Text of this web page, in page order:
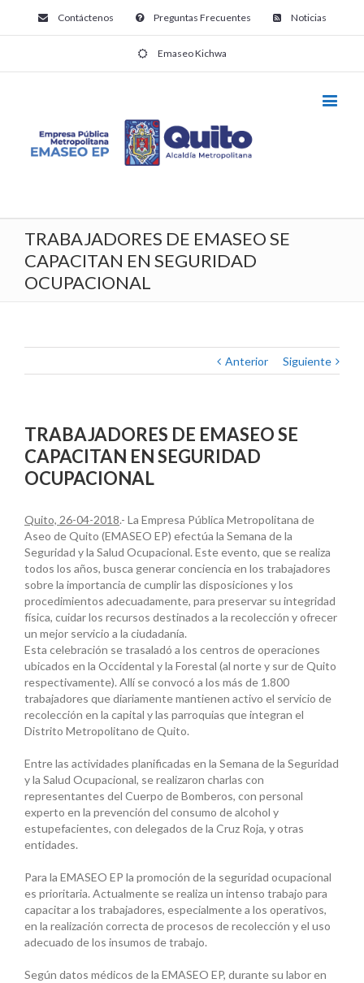
Contáctenos Preguntas Frecuentes Noticias
Emaseo Kichwa
TRABAJADORES DE EMASEO SE
CAPACITAN EN SEGURIDAD
OCUPACIONAL
Anterior Siguiente
TRABAJADORES DE EMASEO SE
CAPACITAN EN SEGURIDAD
OCUPACIONAL
Quito, 26-04-2018.- La Empresa Pública Metropolitana de
Aseo de Quito (EMASEO EP) efectúa la Semana de la
Seguridad y la Salud Ocupacional. Este evento, que se realiza
todos los años, busca generar conciencia en los trabajadores
sobre la importancia de cumplir las disposiciones y los
procedimientos adecuadamente, para preservar su integridad
física, cuidar los recursos destinados a la recolección y ofrecer
un mejor servicio a la ciudadanía.
Esta celebración se trasaladó a los centros de operaciones
ubicados en la Occidental y la Forestal (al norte y sur de Quito
respectivamente). Allí se convocó a los más de 1.800
trabajadores que diariamente mantienen activo el servicio de
recolección en la capital y las parroquias que integran el
Distrito Metropolitano de Quito.
Entre las actividades planificadas en la Semana de la Seguridad
y la Salud Ocupacional, se realizaron charlas con
representantes del Cuerpo de Bomberos, con personal
experto en la prevención del consumo de alcohol y
estupefacientes, con delegados de la Cruz Roja, y otras
entidades.
Para la EMASEO EP la promoción de la seguridad ocupacional
es prioritaria. Actualmente se realiza un intenso trabajo para
capacitar a los trabajadores, especialmente a los operativos,
en la realización correcta de procesos de recolección y el uso
adecuado de los insumos de trabajo.
Según datos médicos de la EMASEO EP, durante su labor en